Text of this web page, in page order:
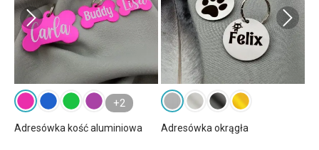
+2
Adresówka kość aluminiowa Adresówka okrągła